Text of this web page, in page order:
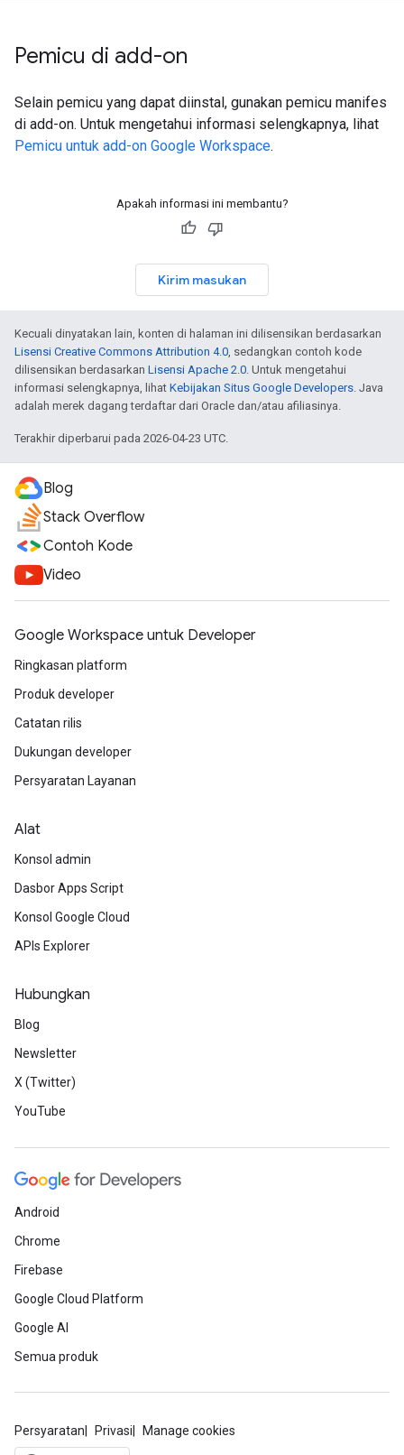
Pemicu di add-on
Selain pemicu yang dapat diinstal, gunakan pemicu manifes
di add-on. Untuk mengetahui informasi selengkapnya, lihat
Pemicu untuk add-on Google Workspace.
Apakah informasi ini membantu?
Kirim masukan
Kecuali dinyatakan lain, konten di halaman ini dilisensikan berdasarkan
Lisensi Creative Commons Attribution 4.0, sedangkan contoh kode
dilisensikan berdasarkan Lisensi Apache 2.0. Untuk mengetahui
informasi selengkapnya, lihat Kebijakan Situs Google Developers. Java
adalah merek dagang terdaftar dari Oracle dan/atau afiliasinya.
Terakhir diperbarui pada 2026-04-23 UTC.
Blog
Stack Overflow
Contoh Kode
Video
Google Workspace untuk Developer
Ringkasan platform
Produk developer
Catatan rilis
Dukungan developer
Persyaratan Layanan
Alat
Konsol admin
Dasbor Apps Script
Konsol Google Cloud
APIs Explorer
Hubungkan
Blog
Newsletter
X (Twitter)
YouTube
Android
Chrome
Firebase
Google Cloud Platform
Google AI
Semua produk
Persyaratan Privasi Manage cookies